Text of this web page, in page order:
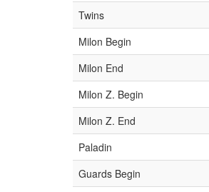
Twins
Milon Begin
Milon End
Milon Z. Begin
Milon Z. End
Paladin
Guards Begin